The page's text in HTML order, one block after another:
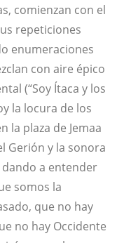
comienzan con el
repeticiones
enumeraciones
con aire épico
(“Soy Ítaca y los
la locura de los
la plaza de Jemaa
Gerión y la sonora
dando a entender
somos la
que no hay
no hay Occidente